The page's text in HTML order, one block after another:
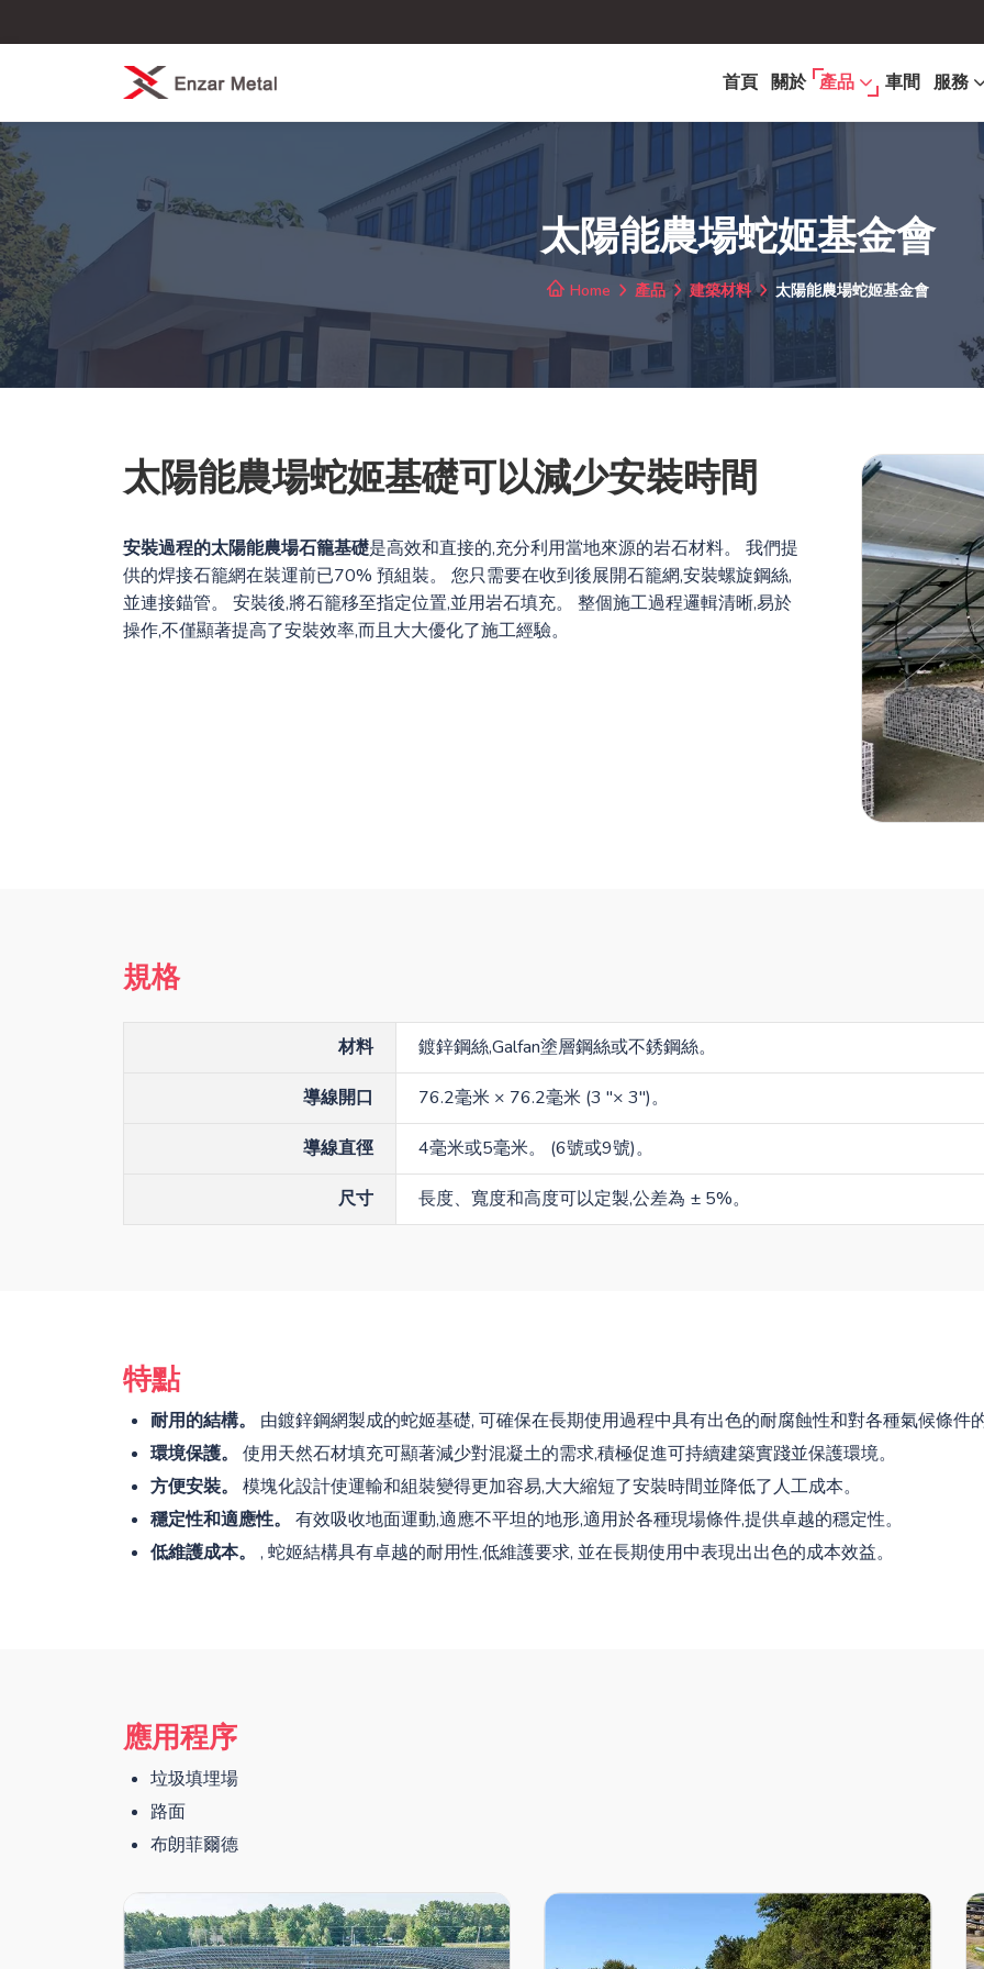
首頁 關於 產品 車間 服務
太陽能農場蛇姬基金會
Home 產品 建築材料 太陽能農場蛇姬基金會
太陽能農場蛇姬基礎可以減少安裝時間
安裝過程的太陽能農場石籠基礎是高效和直接的,充分利用當地來源的岩石材料。 我們提
供的焊接石籠網在裝運前已70% 預組裝。 您只需要在收到後展開石籠網,安裝螺旋鋼絲,
並連接錨管。 安裝後,將石籠移至指定位置,並用岩石填充。 整個施工過程邏輯清晰,易於
操作,不僅顯著提高了安裝效率,而且大大優化了施工經驗。
規格
材料 鍍鋅鋼絲,Galfan塗層鋼絲或不銹鋼絲。
導線開口 76.2毫米 × 76.2毫米 (3 "× 3")。
導線直徑 4毫米或5毫米。 (6號或9號)。
尺寸 長度、寬度和高度可以定製,公差為 ± 5%。
特點
耐用的結構。
由鍍鋅鋼網製成的蛇姬基礎, 可確保在長期使用過程中具有出色的耐腐蝕性和對各種氣候條件的
環境保護。
使用天然石材填充可顯著減少對混凝土的需求,積極促進可持續建築實踐並保護環境。
方便安裝。
模塊化設計使運輸和組裝變得更加容易,大大縮短了安裝時間並降低了人工成本。
穩定性和適應性。
有效吸收地面運動,適應不平坦的地形,適用於各種現場條件,提供卓越的穩定性。
低維護成本。
, 蛇姬結構具有卓越的耐用性,低維護要求, 並在長期使用中表現出出色的成本效益。
應用程序
垃圾填埋場
路面
布朗菲爾德